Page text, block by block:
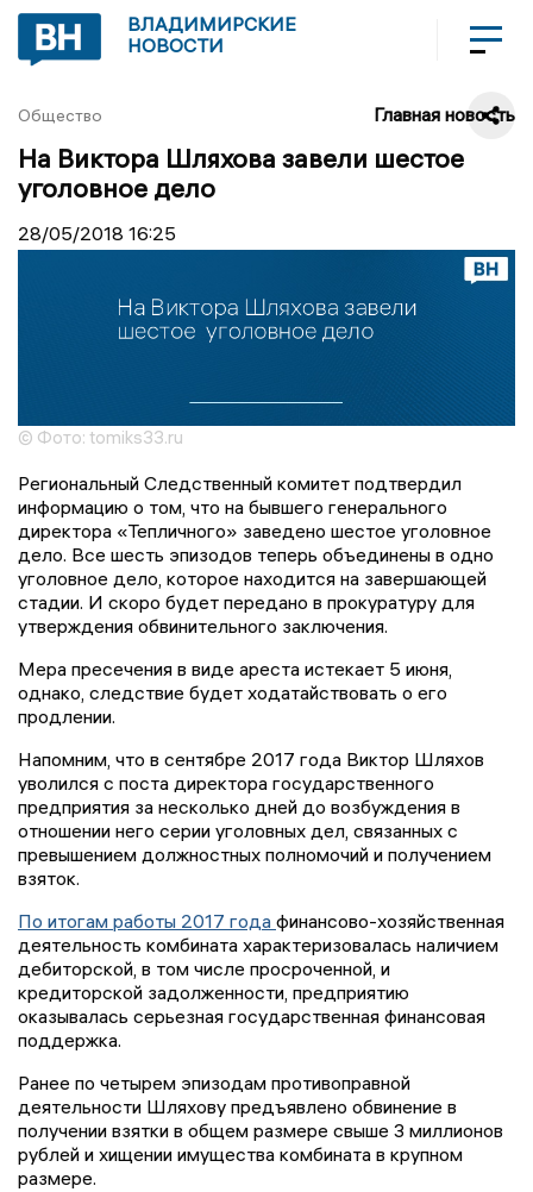
ВЛАДИМИРСКИЕ
НОВОСТИ
Общество Главная новость
На Виктора Шляхова завели шестое
уголовное дело
28/05/2018 16:25
© Фото: tomiks33.ru
Региональный Следственный комитет подтвердил
информацию о том, что на бывшего генерального
директора «Тепличного» заведено шестое уголовное
дело. Все шесть эпизодов теперь объединены в одно
уголовное дело, которое находится на завершающей
стадии. И скоро будет передано в прокуратуру для
утверждения обвинительного заключения.
Мера пресечения в виде ареста истекает 5 июня,
однако, следствие будет ходатайствовать о его
продлении.
Напомним, что в сентябре 2017 года Виктор Шляхов
уволился с поста директора государственного
предприятия за несколько дней до возбуждения в
отношении него серии уголовных дел, связанных с
превышением должностных полномочий и получением
взяток.
По итогам работы 2017 года финансово-хозяйственная
деятельность комбината характеризовалась наличием
дебиторской, в том числе просроченной, и
кредиторской задолженности, предприятию
оказывалась серьезная государственная финансовая
поддержка.
Ранее по четырем эпизодам противоправной
деятельности Шляхову предъявлено обвинение в
получении взятки в общем размере свыше 3 миллионов
рублей и хищении имущества комбината в крупном
размере.